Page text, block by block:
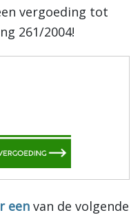
vergoeding tot
261/2004!
een van de volgende